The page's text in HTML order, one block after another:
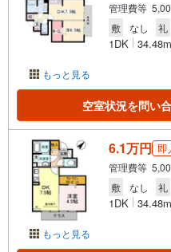
もっと見る
管理費等
敷
なし 礼
1DK 34.48m
空室状況を問い
もっと見る
6.1万円 即
管理費等
敷
なし 礼
1DK 34.48m